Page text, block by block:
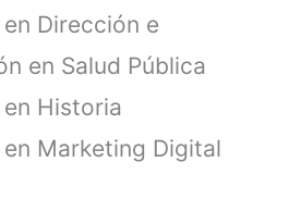
Dirección e
en Salud Pública
Historia
Marketing Digital